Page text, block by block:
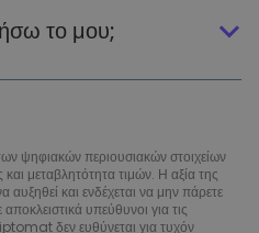
το μου;
ψηφιακών περιουσιακών στοιχείων
μεταβλητότητα τιμών. Η αξία της
και ενδέχεται να μην πάρετε
υπεύθυνοι για τις
δεν ευθύνεται για τυχόν